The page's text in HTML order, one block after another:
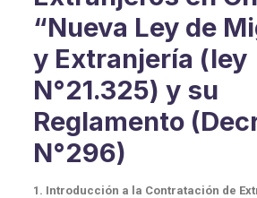
“Nueva Ley de
y Extranjería (ley
N°21.325) y su
Reglamento
N°296)
1. Introducción a la Contratación de